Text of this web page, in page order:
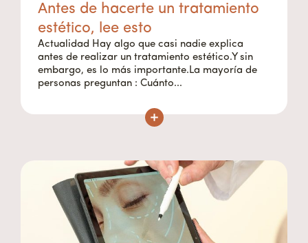
Antes de hacerte un tratamiento
estético, lee esto
Actualidad Hay algo que casi nadie explica
antes de realizar un tratamiento estético.Y sin
embargo, es lo más importante.La mayoría de
personas preguntan : Cuánto...